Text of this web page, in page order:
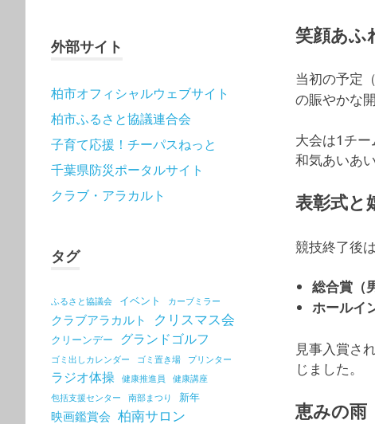
笑顔あふ
当初の予定
の賑やかな
大会は1チ
和気あいあ
表彰式と
競技終了後
総合賞（
ホールイ
見事入賞さ
じました。
恵みの雨
外部サイト
柏市オフィシャルウェブサイト
柏市ふるさと協議連合会
子育て応援！チーパスねっと
千葉県防災ポータルサイト
クラブ・アラカルト
タグ
ふるさと協議会 イベント カーブミラー
クラブアラカルト クリスマス会
クリーンデー グランドゴルフ
ゴミ出しカレンダー ゴミ置き場 プリンター
ラジオ体操 健康推進員
健康講座
包括支援センター
南部まつり 新年
映画鑑賞会 柏南サロン